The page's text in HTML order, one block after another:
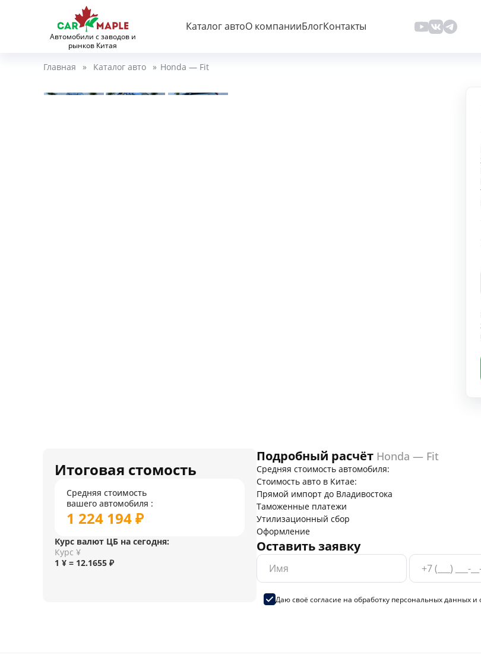
Автомобили с заводов и
рынков Китая
Каталог автоО компанииБлогКонтакты
Главная » Каталог авто » Honda — Fit
Итоговая стомость
Средняя стоимость
вашего автомобиля :
1 224 194 ₽
Курс валют ЦБ на сегодня:
Курс ¥
1 ¥ = 12.1655 ₽
Подробный расчёт Honda — Fit
Средняя стоимость автомобиля:
Стоимость авто в Китае:
Прямой импорт до Владивостока
Таможенные платежи
Утилизационный сбор
Оформление
Оставить заявку
Даю своё согласие на обработку персональных данных и